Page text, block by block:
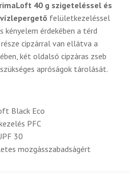
40 g szigeteléssel és
felületkezeléssel
kényelem érdekében a térd
cipzárral van ellátva a
két oldalsó cipzáras zseb
apróságok tárolását.
Black Eco
PFC
30
mozgásszabadságért